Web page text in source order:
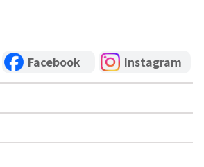
Facebook Instagram